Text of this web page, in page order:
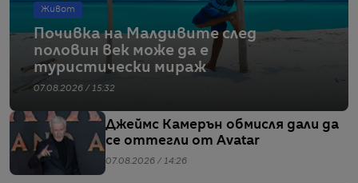
Живот
Почивка на Малдивите след
половин век може да е
туристически мираж
07.08.2026 / 15:32
Джеймс Камерън обмисля дали да
се оттегли от Avatar
07.08.2026 / 14:26